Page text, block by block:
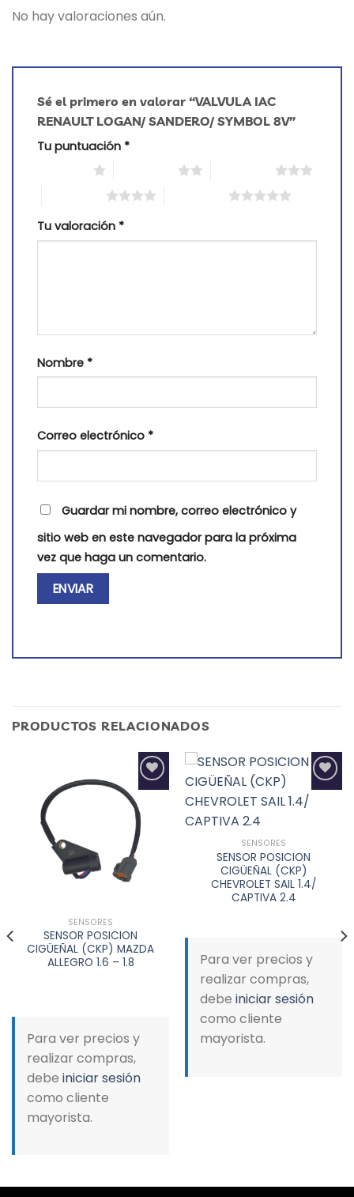
No hay valoraciones aún.
Sé el primero en valorar “VALVULA IAC
RENAULT LOGAN/ SANDERO/ SYMBOL 8V”
Tu puntuación *
Tu valoración *
Nombre *
Correo electrónico *
Guardar mi nombre, correo electrónico y
sitio web en este navegador para la próxima
vez que haga un comentario.
PRODUCTOS RELACIONADOS
Add to
wishlist
SENSORES
SENSOR POSICION
CIGÜEÑAL (CKP) MAZDA
ALLEGRO 1.6 – 1.8
Para ver precios y
realizar compras,
debe iniciar sesión
como cliente
mayorista.
SENSORES
SENSOR POSICION
CIGÜEÑAL (CKP)
CHEVROLET SAIL 1.4/
CAPTIVA 2.4
Para ver precios y
realizar compras,
debe iniciar sesión
como cliente
mayorista.